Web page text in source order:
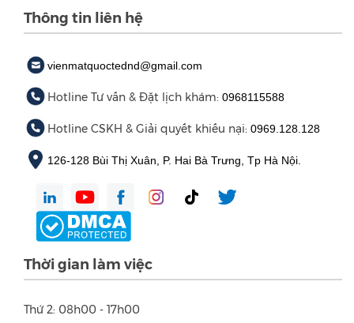
Thông tin liên hệ
vienmatquoctednd@gmail.com
Hotline Tư vấn & Đặt lịch khám: 0968115588
Hotline CSKH & Giải quyết khiếu nại: 0969.128.128
126-128 Bùi Thị Xuân, P. Hai Bà Trưng, Tp Hà Nội.
Thời gian làm việc
Thứ 2: 08h00 - 17h00